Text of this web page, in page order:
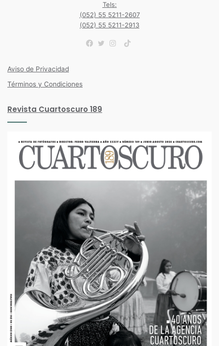
Tels:
(052) 55 5211-2607
(052) 55 5211-2913
TikTok
Aviso de Privacidad
Términos y Condiciones
Revista Cuartoscuro 189